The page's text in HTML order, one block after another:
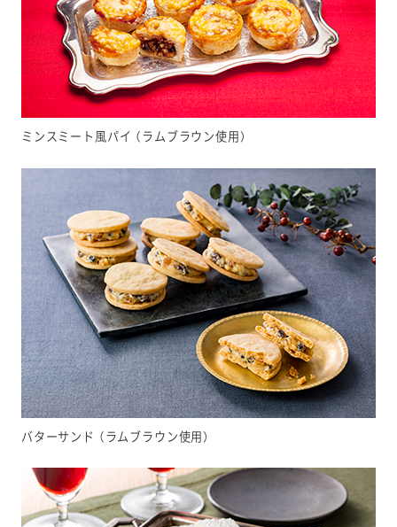
ミンスミート風パイ （ラムブラウン使用）
バターサンド （ラムブラウン使用）